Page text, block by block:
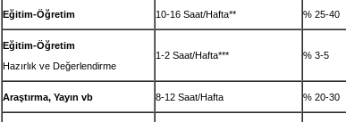
Eğitim-Öğretim 10-16 Saat/Hafta** % 25-40
Eğitim-Öğretim
Hazırlık ve Değerlendirme
1-2 Saat/Hafta*** % 3-5
Araştırma, Yayın vb 8-12 Saat/Hafta % 20-30